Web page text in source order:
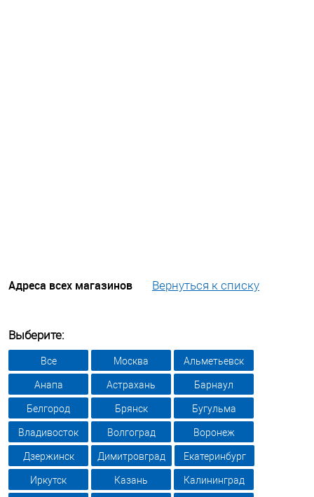
Адреса всех магазинов Вернуться к списку
Выберите:
Все Москва Альметьевск
Анапа Астрахань Барнаул
Белгород Брянск Бугульма
Владивосток Волгоград Воронеж
Дзержинск Димитровград Екатеринбург
Иркутск Казань Калининград